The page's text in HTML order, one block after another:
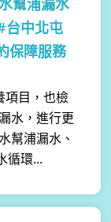
台中北屯
保障服務
項目，也檢
水，進行更
幫浦漏水、
循環...